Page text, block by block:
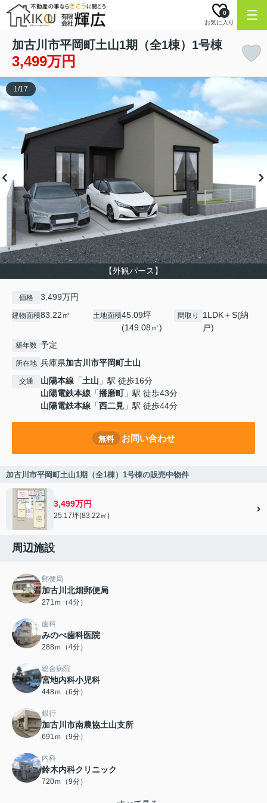
お気に入り
0
加古川市平岡町土山1期（全1棟）1号棟
3,499万円
【外観パース】
1/17
価格 3,499万円
建物面積83.22㎡ 土地面積45.09坪
(149.08㎡)
間取り
1LDK＋S(納
戸)
築年数 予定
所在地 兵庫県加古川市平岡町土山
交通 山陽本線 「土山 」駅 徒歩16分
山陽電鉄本線 「播磨町」駅 徒歩43分
山陽電鉄本線 「西二見 」駅 徒歩44分
無料 お問い合わせ
加古川市平岡町土山1期（全1棟）1号棟の販売中物件
3,499万円
25.17坪(83.22㎡)
周辺施設
郵便局
加古川北畑郵便局
271ｍ（4分）
歯科
みのべ歯科医院
288ｍ（4分）
総合病院
宮地内科小児科
448ｍ（6分）
銀行
加古川市南農協土山支所
691ｍ（9分）
内科
鈴木内科クリニック
720ｍ（9分）